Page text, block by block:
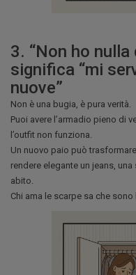
3. “Non ho
significa “mi
nuove”
Non è una bugia, è pura verità.
Puoi avere l’armadio pieno di
l’outfit non funziona.
Un nuovo paio può
rendere elegante un jeans,
abito.
Chi ama le scarpe sa che